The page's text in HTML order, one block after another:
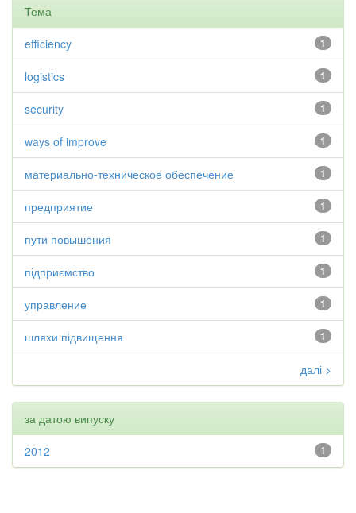
Тема
1
efficiency
1
logistics
1
security
1
ways of improve
1
материально-техническое обеспечение
1
предприятие
1
пути повышения
1
підприємство
1
управление
1
шляхи підвищення
далі >
за датою випуску
1
2012